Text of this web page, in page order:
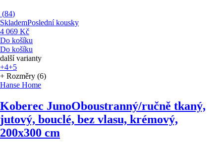
(84)
SklademPoslední kousky
4 069 Kč
Do košíku
Do košíku
další varianty
+4+5
+ Rozměry (6)
Hanse Home
Koberec JunoOboustranný/ručně tkaný,
jutový, bouclé, bez vlasu, krémový,
200x300 cm